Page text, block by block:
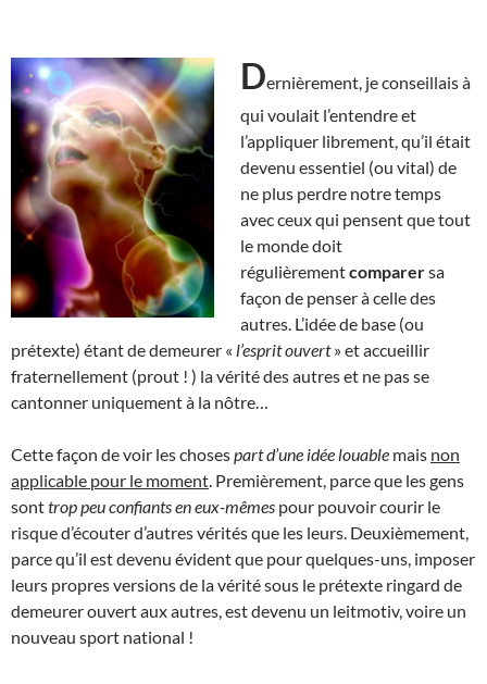
Dernièrement, je conseillais à
qui voulait l’entendre et
l’appliquer librement, qu’il était
devenu essentiel (ou vital) de
ne plus perdre notre temps
avec ceux qui pensent que tout
le monde doit
régulièrementcomparersa
façon de penser à celle des
autres. L’idée de base (ou
prétexte) étant de demeurer « l’esprit ouvert» et accueillir
fraternellement (prout ! ) la vérité des autres et ne pas se
cantonner uniquement à la nôtre…
Cette façon de voir les chosespart d’une idée louable mais non
applicable pour le moment . Premièrement, parce que les gens
sonttrop peu confiants en eux-mêmes pour pouvoir courir le
risque d’écouter d’autres vérités que les leurs. Deuxièmement,
parce qu’il est devenu évident que pour quelques-uns, imposer
leurs propres versions de la vérité sous le prétexte ringard de
demeurer ouvert aux autres, est devenu un leitmotiv, voire un
nouveau sport national !